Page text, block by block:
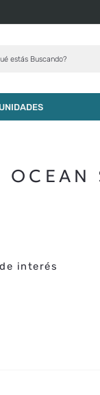
estás Buscando?
interés